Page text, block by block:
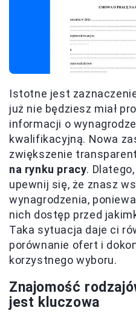
Istotne jest
już nie będziesz miał
informacji o
kwalifikacyjną. Nowa
zwiększenie
na rynku pracy.
upewnij się, że znasz
wynagrodzenia,
nich dostęp przed
Taka sytuacja daje ci
porównanie ofert i
korzystnego wyboru.
Znajomość
jest kluczowa